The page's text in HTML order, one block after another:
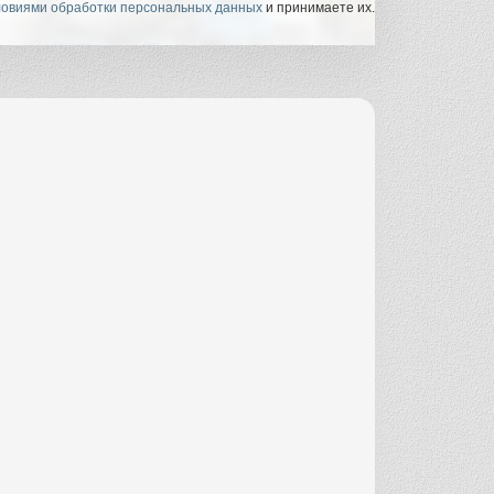
обработки персональных данных и принимаете их.